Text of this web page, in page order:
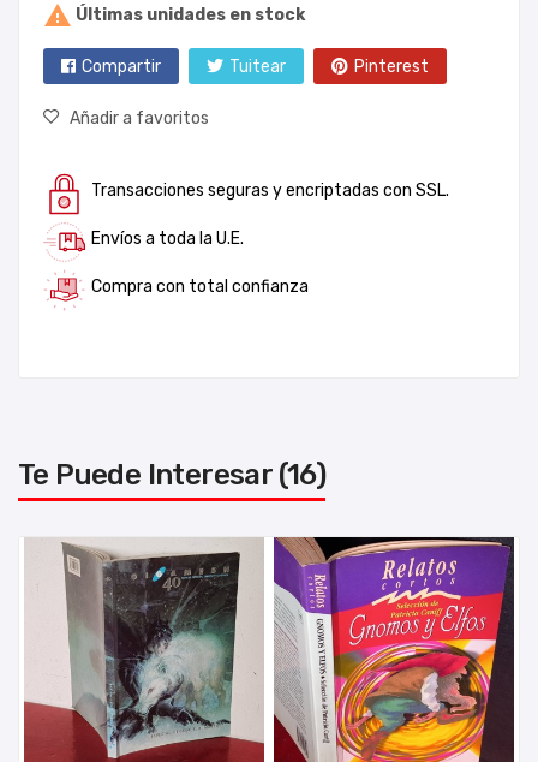
 Últimas unidades en stock
Compartir Tuitear Pinterest
Añadir a favoritos
Transacciones seguras y encriptadas con SSL.
Envíos a toda la U.E.
Compra con total confianza
Te Puede Interesar (16)